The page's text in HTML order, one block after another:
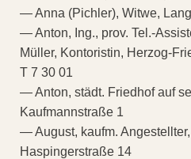
— Anna (Pichler), Witwe,
— Anton, Ing., prov. Tel.-
Müller, Kontoristin, Herzog-
T 7 30 01
— Anton, städt. Friedhof auf
Kaufmannstraße 1
— August, kaufm.
Haspingerstraße 14